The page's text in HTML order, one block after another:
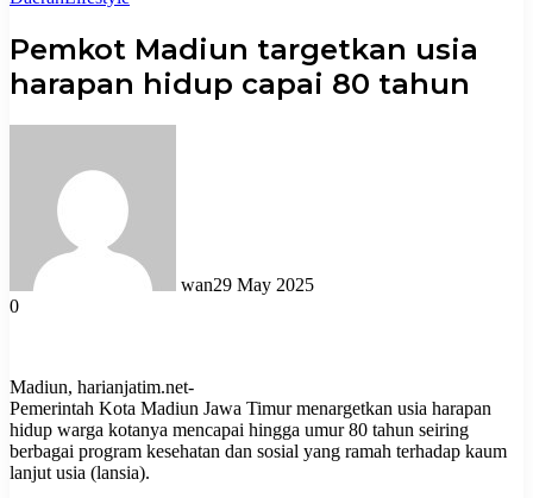
Pemkot Madiun targetkan usia
harapan hidup capai 80 tahun
wan29 May 2025
0
Madiun, harianjatim.net-
Pemerintah Kota Madiun Jawa Timur menargetkan usia harapan
hidup warga kotanya mencapai hingga umur 80 tahun seiring
berbagai program kesehatan dan sosial yang ramah terhadap kaum
lanjut usia (lansia).